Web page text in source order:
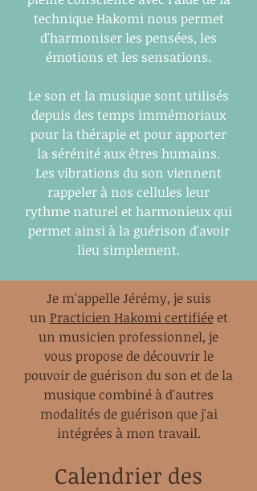
technique Hakomi nous permet
d'harmoniser les pensées, les
émotions et les sensations.
Le son et la musique sont utilisés
depuis des temps immémoriaux
pour la thérapie et pour apporter
la sérénité aux êtres humains.
Les vibrations du son viennent
rappeler à nos cellules leur
rythme naturel et harmonieux qui
permet ainsi à la guérison d'avoir
lieu simplement.
Je m'appelle Jérémy, je suis
un Practicien Hakomicertifiéeet
un musicien professionnel, je
vous propose de découvrir le
pouvoir de guérison du son et de la
musique combiné à d'autres
modalités de guérison que j'ai
intégrées à mon travail.
Calendrier des